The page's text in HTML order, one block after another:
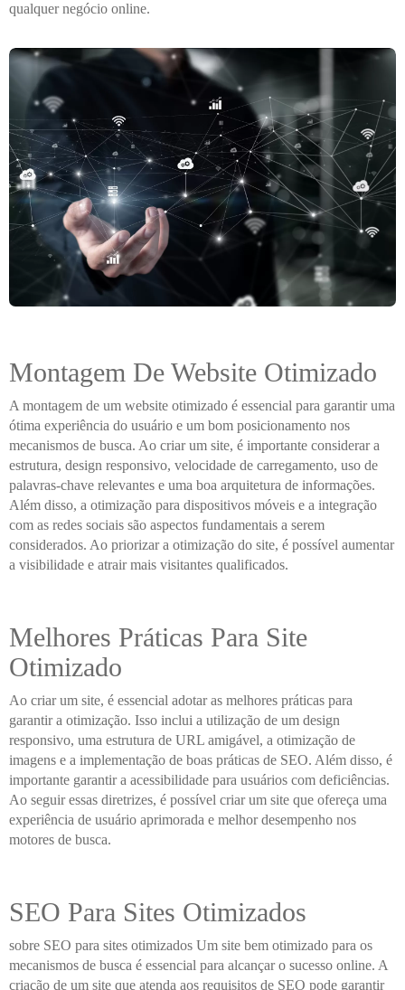
qualquer negócio online.
Montagem De Website Otimizado
A montagem de um website otimizado é essencial para garantir uma
ótima experiência do usuário e um bom posicionamento nos
mecanismos de busca. Ao criar um site, é importante considerar a
estrutura, design responsivo, velocidade de carregamento, uso de
palavras-chave relevantes e uma boa arquitetura de informações.
Além disso, a otimização para dispositivos móveis e a integração
com as redes sociais são aspectos fundamentais a serem
considerados. Ao priorizar a otimização do site, é possível aumentar
a visibilidade e atrair mais visitantes qualificados.
Melhores Práticas Para Site
Otimizado
Ao criar um site, é essencial adotar as melhores práticas para
garantir a otimização. Isso inclui a utilização de um design
responsivo, uma estrutura de URL amigável, a otimização de
imagens e a implementação de boas práticas de SEO. Além disso, é
importante garantir a acessibilidade para usuários com deficiências.
Ao seguir essas diretrizes, é possível criar um site que ofereça uma
experiência de usuário aprimorada e melhor desempenho nos
motores de busca.
SEO Para Sites Otimizados
sobre SEO para sites otimizados Um site bem otimizado para os
mecanismos de busca é essencial para alcançar o sucesso online. A
criação de um site que atenda aos requisitos de SEO pode garantir